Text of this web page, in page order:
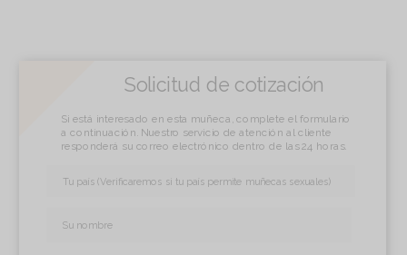
Solicitud de cotización
Si está interesado en esta muñeca, complete el formulario
a continuación. Nuestro servicio de atención al cliente
responderá su correo electrónico dentro de las 24 horas.